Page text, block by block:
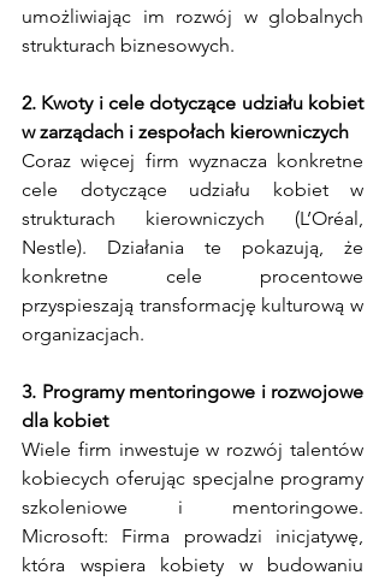
umożliwiając im rozwój w globalnych
strukturach biznesowych.
2. Kwoty i cele dotyczące udziału kobiet
w zarządach i zespołach kierowniczych
Coraz więcej firm wyznacza konkretne
cele dotyczące udziału kobiet w
strukturach kierowniczych (L’Oréal,
Nestle). Działania te pokazują, że
konkretne cele procentowe
przyspieszają transformację kulturową w
organizacjach.
3. Programy mentoringowe i rozwojowe
dla kobiet
Wiele firm inwestuje w rozwój talentów
kobiecych oferując specjalne programy
szkoleniowe i mentoringowe.
Microsoft: Firma prowadzi inicjatywę,
która wspiera kobiety w budowaniu